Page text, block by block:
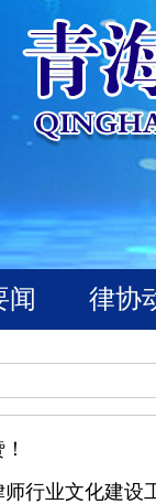
闻 律协
行业文化建设